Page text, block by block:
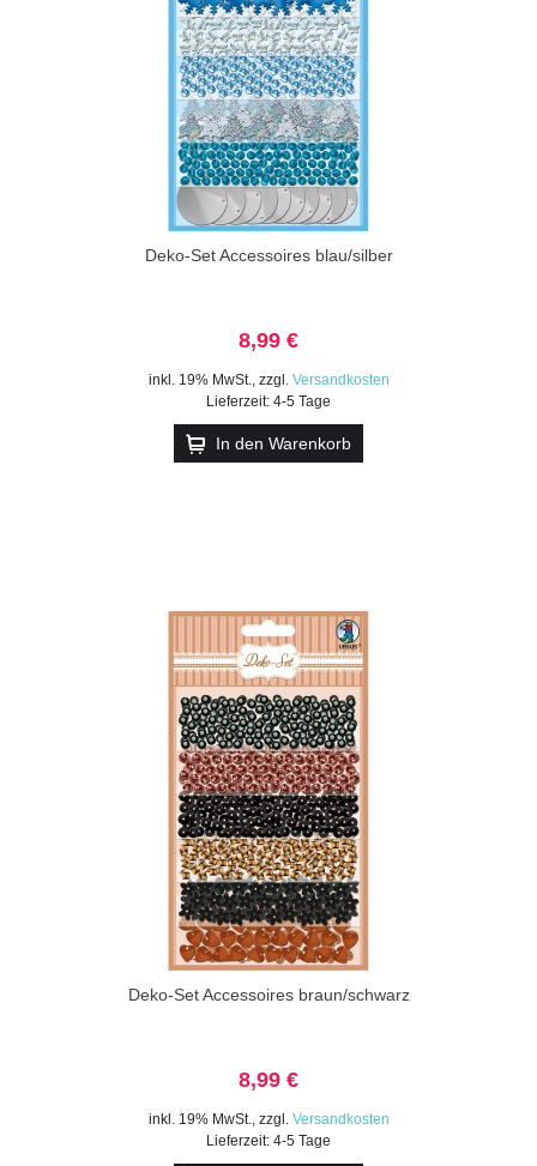
Deko-Set Accessoires blau/silber
8,99 €
inkl. 19% MwSt., zzgl. Versandkosten
Lieferzeit: 4-5 Tage
In den Warenkorb
Deko-Set Accessoires braun/schwarz
8,99 €
inkl. 19% MwSt., zzgl. Versandkosten
Lieferzeit: 4-5 Tage